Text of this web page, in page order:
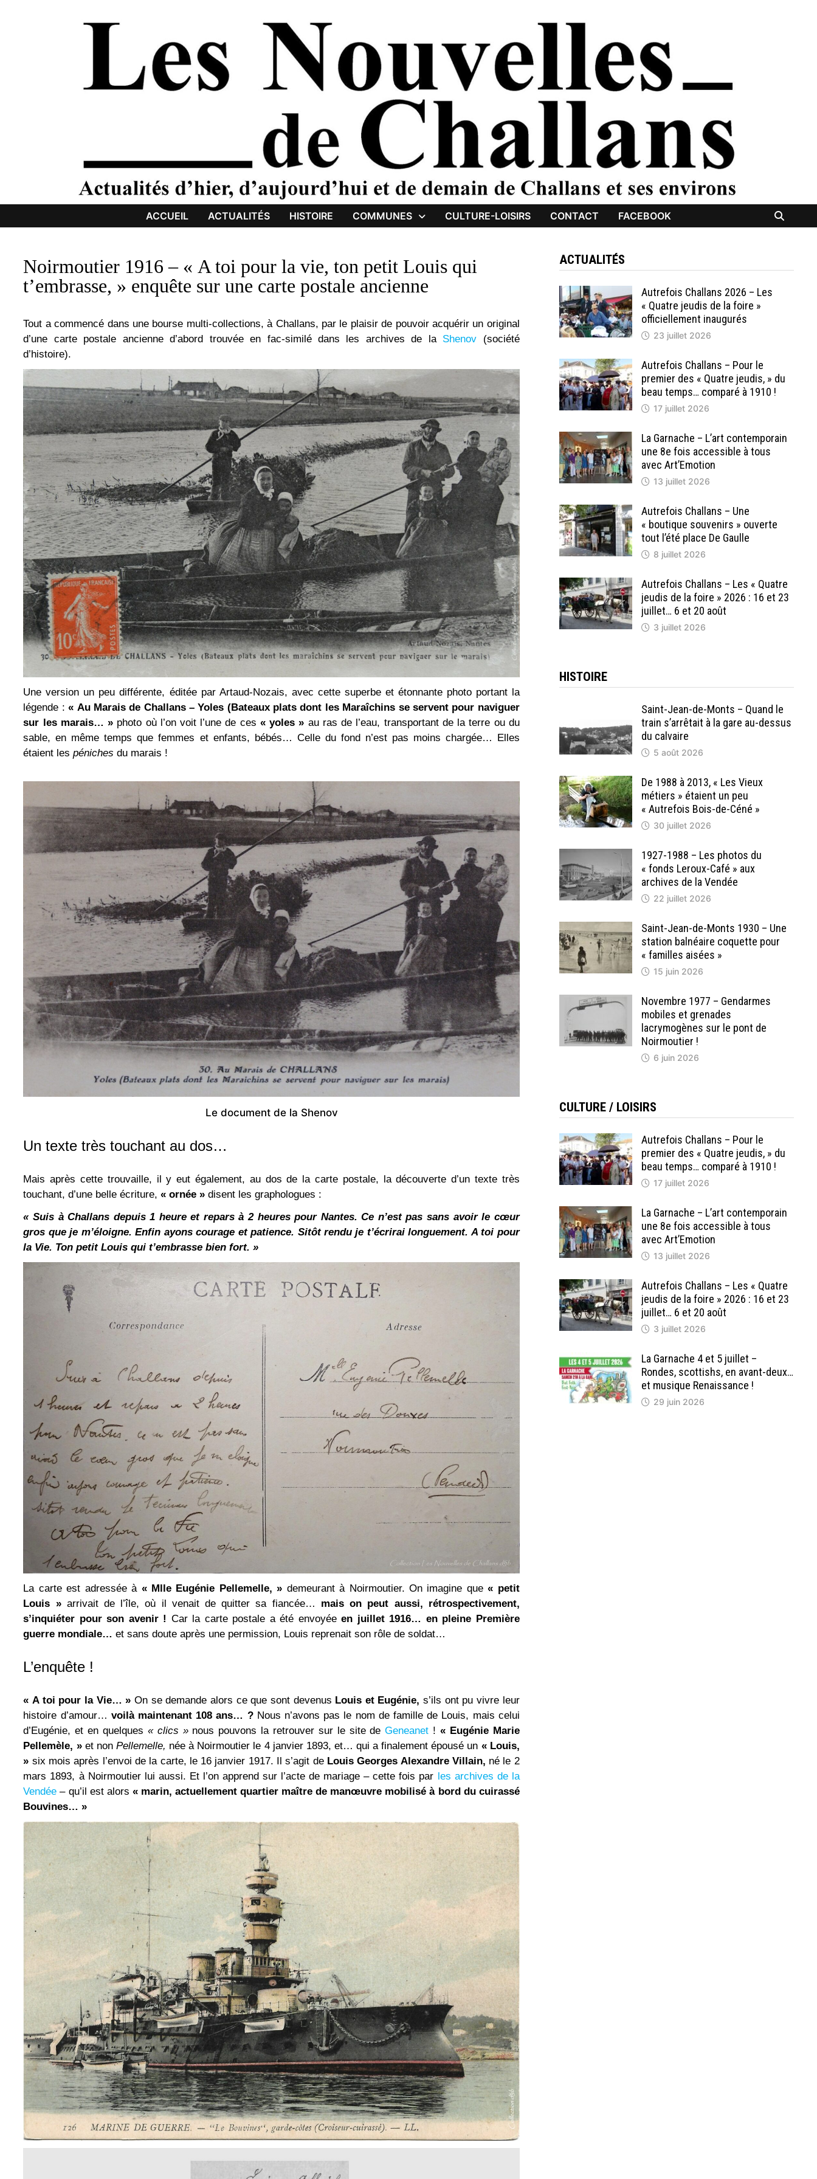
ACCUEIL ACTUALITÉS HISTOIRE COMMUNES CULTURE-LOISIRS CONTACT FACEBOOK
Noirmoutier 1916 – « A toi pour la vie, ton petit Louis qui
t’embrasse, » enquête sur une carte postale ancienne
Tout a commencé dans une bourse multi-collections, à Challans, par le plaisir de pouvoir acquérir un original
d’une carte postale ancienne d’abord trouvée en fac-similé dans les archives de la Shenov (société
d’histoire).
Une version un peu différente, éditée par Artaud-Nozais, avec cette superbe et étonnante photo portant la
légende :« Au Marais de Challans – Yoles (Bateaux plats dont les Maraîchins se servent pour naviguer
sur les marais… » photo où l’on voit l’une de ces « yoles » au ras de l’eau, transportant de la terre ou du
sable, en même temps que femmes et enfants, bébés… Celle du fond n’est pas moins chargée… Elles
étaient lespéniches du marais !
Le document de la Shenov
Un texte très touchant au dos…
Mais après cette trouvaille, il y eut également, au dos de la carte postale, la découverte d’un texte très
touchant, d’une belle écriture,« ornée » disent les graphologues :
« Suis à Challans depuis 1 heure et repars à 2 heures pour Nantes. Ce n’est pas sans avoir le cœur
gros que je m’éloigne. Enfin ayons courage et patience. Sitôt rendu je t’écrirai longuement. A toi pour
la Vie. Ton petit Louis qui t’embrasse bien fort. »
La carte est adressée à « Mlle Eugénie Pellemelle, » demeurant à Noirmoutier. On imagine que« petit
Louis »arrivait de l’île, où il venait de quitter sa fiancée… mais on peut aussi, rétrospectivement,
s’inquiéter pour son avenir ! Car la carte postale a été envoyéeen juillet 1916… en pleine Première
guerre mondiale… et sans doute après une permission, Louis reprenait son rôle de soldat…
L’enquête !
« A toi pour la Vie… » On se demande alors ce que sont devenus Louis et Eugénie, s’ils ont pu vivre leur
histoire d’amour… voilà maintenant 108 ans… ?Nous n’avons pas le nom de famille de Louis, mais celui
d’Eugénie, et en quelques « clics »nous pouvons la retrouver sur le site deGeneanet !« Eugénie Marie
Pellemèle, »et non Pellemelle, née à Noirmoutier le 4 janvier 1893, et… qui a finalement épousé un « Louis,
» six mois après l’envoi de la carte, le 16 janvier 1917. Il s’agit de Louis Georges Alexandre Villain, né le 2
mars 1893, à Noirmoutier lui aussi. Et l’on apprend sur l’acte de mariage – cette fois par les archives de la
Vendée – qu’il est alors « marin, actuellement quartier maître de manœuvre mobilisé à bord du cuirassé
Bouvines… »
ACTUALITÉS
Autrefois Challans 2026 – Les
« Quatre jeudis de la foire »
officiellement inaugurés
23 juillet 2026
Autrefois Challans – Pour le
premier des « Quatre jeudis, » du
beau temps… comparé à 1910 !
17 juillet 2026
La Garnache – L’art contemporain
une 8e fois accessible à tous
avec Art’Emotion
13 juillet 2026
Autrefois Challans – Une
« boutique souvenirs » ouverte
tout l’été place De Gaulle
8 juillet 2026
Autrefois Challans – Les « Quatre
jeudis de la foire » 2026 : 16 et 23
juillet… 6 et 20 août
3 juillet 2026
HISTOIRE
Saint-Jean-de-Monts – Quand le
train s’arrêtait à la gare au-dessus
du calvaire
5 août 2026
De 1988 à 2013, « Les Vieux
métiers » étaient un peu
« Autrefois Bois-de-Céné »
30 juillet 2026
1927-1988 – Les photos du
« fonds Leroux-Café » aux
archives de la Vendée
22 juillet 2026
Saint-Jean-de-Monts 1930 – Une
station balnéaire coquette pour
« familles aisées »
15 juin 2026
Novembre 1977 – Gendarmes
mobiles et grenades
lacrymogènes sur le pont de
Noirmoutier !
6 juin 2026
CULTURE / LOISIRS
Autrefois Challans – Pour le
premier des « Quatre jeudis, » du
beau temps… comparé à 1910 !
17 juillet 2026
La Garnache – L’art contemporain
une 8e fois accessible à tous
avec Art’Emotion
13 juillet 2026
Autrefois Challans – Les « Quatre
jeudis de la foire » 2026 : 16 et 23
juillet… 6 et 20 août
3 juillet 2026
La Garnache 4 et 5 juillet –
Rondes, scottishs, en avant-deux…
et musique Renaissance !
29 juin 2026